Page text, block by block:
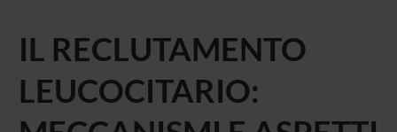
IL RECLUTAMENTO
LEUCOCITARIO: